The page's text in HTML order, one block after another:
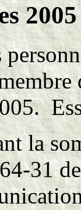
la
31